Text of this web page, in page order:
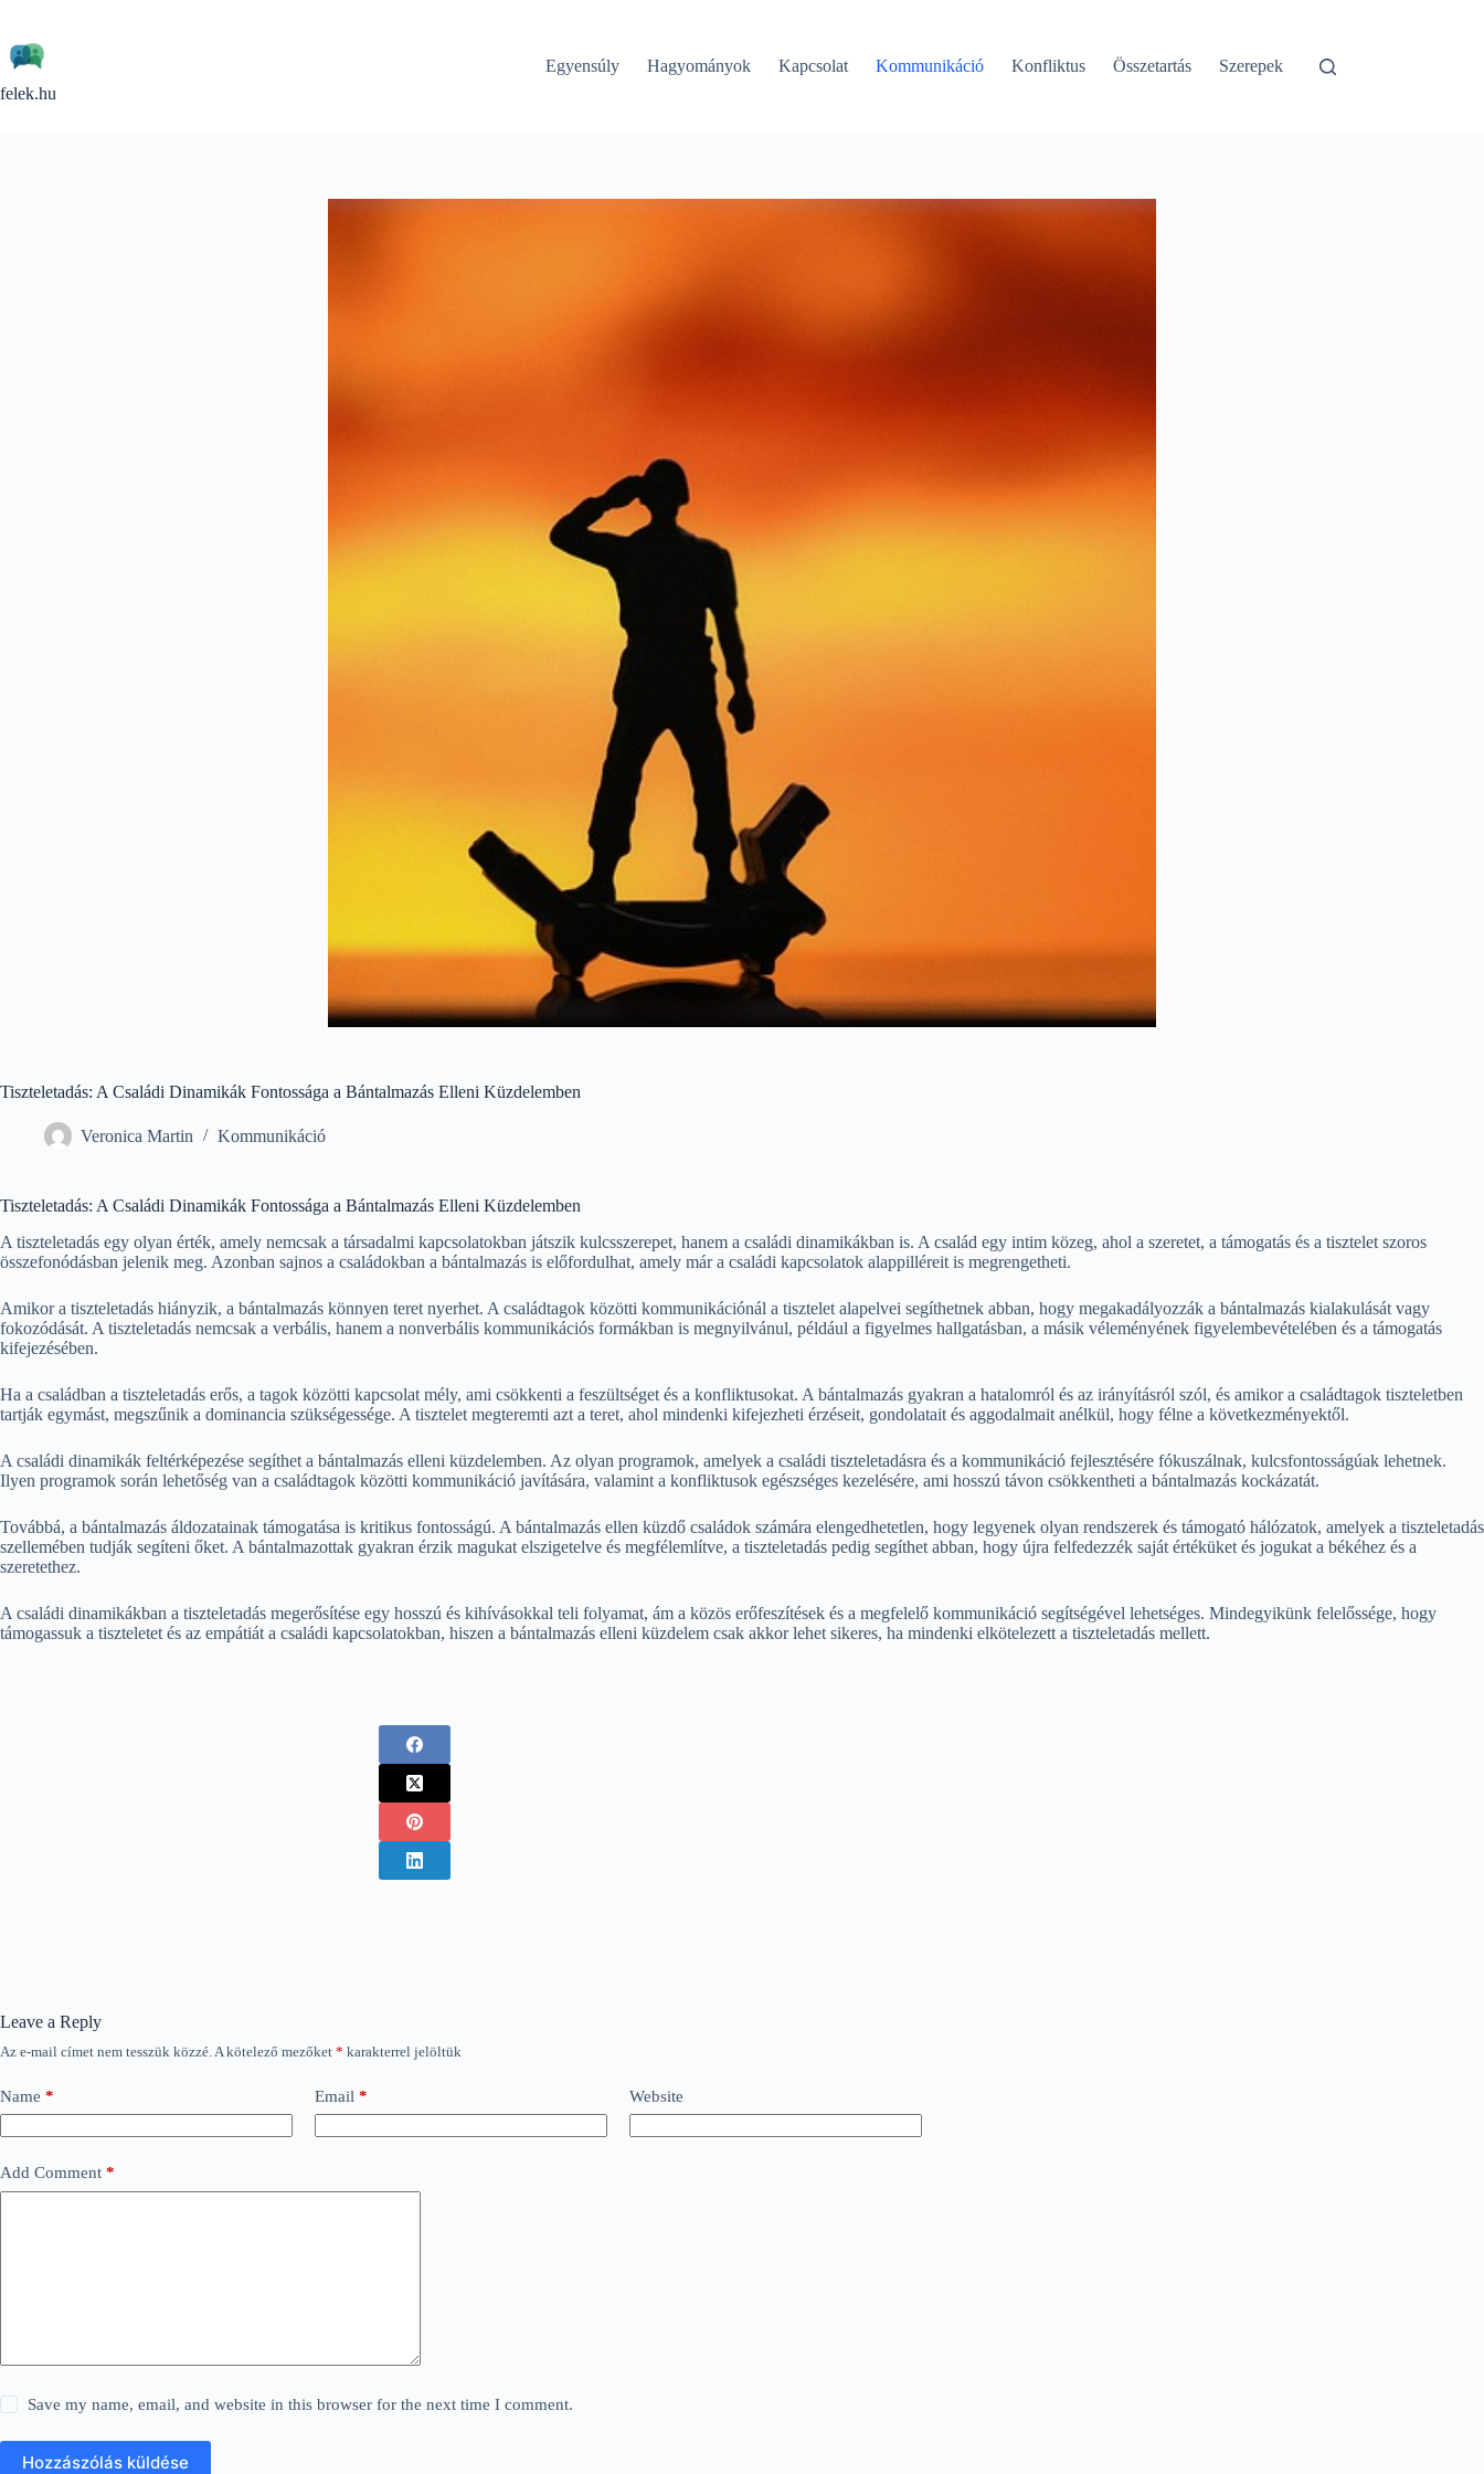
content
felek.hu
Egyensúly Hagyományok Kapcsolat Kommunikáció Konfliktus Összetartás Szerepek
Tiszteletadás: A Családi Dinamikák Fontossága a Bántalmazás Elleni Küzdelemben
Veronica Martin Kommunikáció
Tiszteletadás: A Családi Dinamikák Fontossága a Bántalmazás Elleni Küzdelemben
A tiszteletadás egy olyan érték, amely nemcsak a társadalmi kapcsolatokban játszik kulcsszerepet, hanem a családi dinamikákban is. A család egy intim közeg, ahol a szeretet, a támogatás és a tisztelet szoros
összefonódásban jelenik meg. Azonban sajnos a családokban a bántalmazás is előfordulhat, amely már a családi kapcsolatok alappilléreit is megrengetheti.
Amikor a tiszteletadás hiányzik, a bántalmazás könnyen teret nyerhet. A családtagok közötti kommunikációnál a tisztelet alapelvei segíthetnek abban, hogy megakadályozzák a bántalmazás kialakulását vagy
fokozódását. A tiszteletadás nemcsak a verbális, hanem a nonverbális kommunikációs formákban is megnyilvánul, például a figyelmes hallgatásban, a másik véleményének figyelembevételében és a támogatás
kifejezésében.
Ha a családban a tiszteletadás erős, a tagok közötti kapcsolat mély, ami csökkenti a feszültséget és a konfliktusokat. A bántalmazás gyakran a hatalomról és az irányításról szól, és amikor a családtagok tiszteletben
tartják egymást, megszűnik a dominancia szükségessége. A tisztelet megteremti azt a teret, ahol mindenki kifejezheti érzéseit, gondolatait és aggodalmait anélkül, hogy félne a következményektől.
A családi dinamikák feltérképezése segíthet a bántalmazás elleni küzdelemben. Az olyan programok, amelyek a családi tiszteletadásra és a kommunikáció fejlesztésére fókuszálnak, kulcsfontosságúak lehetnek.
Ilyen programok során lehetőség van a családtagok közötti kommunikáció javítására, valamint a konfliktusok egészséges kezelésére, ami hosszú távon csökkentheti a bántalmazás kockázatát.
Továbbá, a bántalmazás áldozatainak támogatása is kritikus fontosságú. A bántalmazás ellen küzdő családok számára elengedhetetlen, hogy legyenek olyan rendszerek és támogató hálózatok, amelyek a tiszteletadás
szellemében tudják segíteni őket. A bántalmazottak gyakran érzik magukat elszigetelve és megfélemlítve, a tiszteletadás pedig segíthet abban, hogy újra felfedezzék saját értéküket és jogukat a békéhez és a
szeretethez.
A családi dinamikákban a tiszteletadás megerősítése egy hosszú és kihívásokkal teli folyamat, ám a közös erőfeszítések és a megfelelő kommunikáció segítségével lehetséges. Mindegyikünk felelőssége, hogy
támogassuk a tiszteletet és az empátiát a családi kapcsolatokban, hiszen a bántalmazás elleni küzdelem csak akkor lehet sikeres, ha mindenki elkötelezett a tiszteletadás mellett.
Leave a Reply
Az e-mail címet nem tesszük közzé. A kötelező mezőket * karakterrel jelöltük
Name * Email * Website
Add Comment *
Save my name, email, and website in this browser for the next time I comment.
Hozzászólás küldése